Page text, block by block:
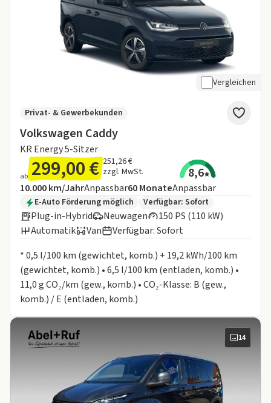
Vergleichen
Volkswagen Caddy
KR Energy 5-Sitzer
Privat- & Gewerbekunden
ab 299,00 € 251,26 €
zzgl. MwSt.
8,6
Angebotsdetails:
Inklusive Laufleistung
10.000 km/JahrAnpassbarLaufzeit
60MonateAnpassbar
Zusätzliche Fahrzeuginformationen:
E-Auto Förderung möglich Verfügbar: Sofort
Plug-in-Hybrid Neuwagen
150 PS (110 kW)
Automatik
Van
Verfügbar: Sofort
* 0,5 l/100 km (gewichtet, komb.) + 19,2 kWh/100 km
(gewichtet, komb.) • 6,5 l/100 km (entladen, komb.) •
11,0 g CO₂/km (gew., komb.) • CO₂-Klasse: B (gew.,
komb.) / E (entladen, komb.)
14